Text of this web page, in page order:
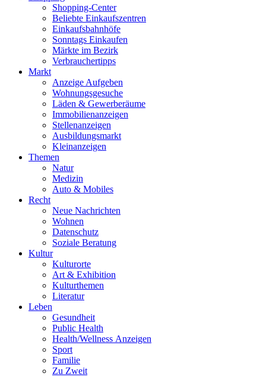
Shopping-Center
Beliebte Einkaufszentren
Einkaufsbahnhöfe
Sonntags Einkaufen
Märkte im Bezirk
Verbrauchertipps
Markt
Anzeige Aufgeben
Wohnungsgesuche
Läden & Gewerberäume
Immobilienanzeigen
Stellenanzeigen
Ausbildungsmarkt
Kleinanzeigen
Themen
Natur
Medizin
Auto & Mobiles
Recht
Neue Nachrichten
Wohnen
Datenschutz
Soziale Beratung
Kultur
Kulturorte
Art & Exhibition
Kulturthemen
Literatur
Leben
Gesundheit
Public Health
Health/Wellness Anzeigen
Sport
Familie
Zu Zweit